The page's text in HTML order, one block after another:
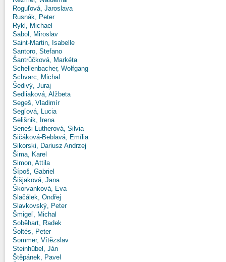
Roguľová, Jaroslava
Rusnák, Peter
Rykl, Michael
Sabol, Miroslav
Saint-Martin, Isabelle
Santoro, Stefano
Šantrůčková, Markéta
Schellenbacher, Wolfgang
Schvarc, Michal
Šedivý, Juraj
Sedliaková, Alžbeta
Segeš, Vladimír
Segľová, Lucia
Selišnik, Irena
Seneši Lutherová, Silvia
Sičáková-Beblavá, Emília
Sikorski, Dariusz Andrzej
Šima, Karel
Simon, Attila
Šípoš, Gabriel
Šišjaková, Jana
Škorvanková, Eva
Slačálek, Ondřej
Slavkovský, Peter
Šmigeľ, Michal
Soběhart, Radek
Šoltés, Peter
Sommer, Vítězslav
Steinhübel, Ján
Štěpánek, Pavel